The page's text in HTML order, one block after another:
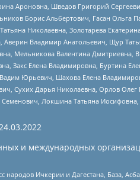
Ароновна, Шведов Григорий
Борис Альбертович, Гасан
Николаевна, Золотарева
Аверин Владимир Анатольевич, Щур
Мельникова Валентина
Закс Елена Владимировна,
Юрьевич, Шахова Елена
Сухих Дарья Николаевна, Орлов
Локшина Татьяна
и международных
Ичкерии и Дагестана, База,